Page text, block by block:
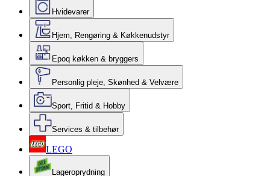
Hvidevarer
Hjem, Rengøring & Køkkenudstyr
Epoq køkken & bryggers
Personlig pleje, Skønhed & Velvære
Sport, Fritid & Hobby
Services & tilbehør
LEGO
Lageroprydning